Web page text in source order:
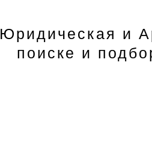
Юридическая и
поиске и